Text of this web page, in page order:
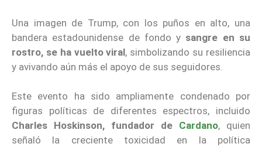
Una imagen de Trump, con los puños en alto, una
bandera estadounidense de fondo y sangre en su
rostro, se ha vuelto viral, simbolizando su resiliencia
y avivando aún más el apoyo de sus seguidores.
Este evento ha sido ampliamente condenado por
figuras políticas de diferentes espectros, incluido
Charles Hoskinson, fundador de Cardano, quien
señaló la creciente toxicidad en la política